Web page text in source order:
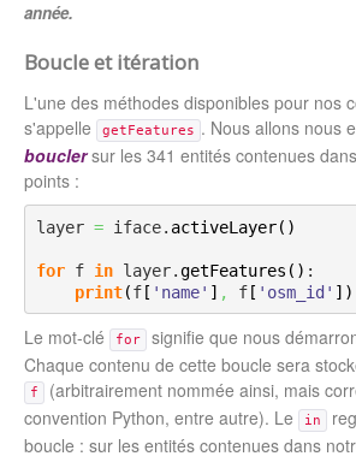
année.
Boucle et itération
L'une des méthodes disponibles pour nos
s'appelle
getFeatures . Nous allons nous
boucler sur les 341 entités contenues
points :
layer = iface. activeLayer( )
for f in layer.getFeatures ( ) :
print(f[ 'name' ] , f[ 'osm_id' ] )
Le mot-clé for
signifie que nous
Chaque contenu de cette boucle sera
f
(arbitrairement nommée ainsi, mais
convention Python, entre autre). Le
in
boucle : sur les entités contenues dans